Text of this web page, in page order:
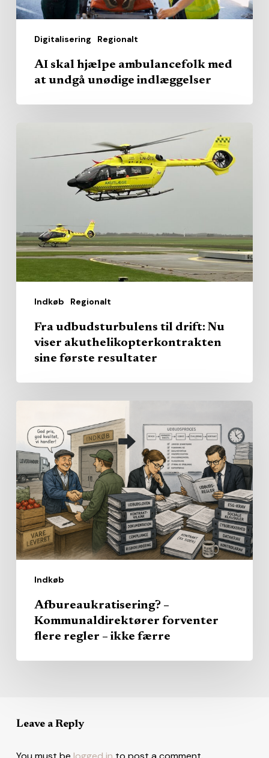
Digitalisering Regionalt
indlæggelser
AI skal hjælpe ambulancefolk med
at undgå unødige indlæggelser
Indkøb Regionalt
udbudsturbulens
akuthelikopterkontrakten
sine
Fra udbudsturbulens til drift: Nu
viser akuthelikopterkontrakten
sine første resultater
Indkøb
Kommunaldirektører
forventer
flere
regler
–
ikke
færre
Afbureaukratisering? –
Kommunaldirektører forventer
flere regler – ikke færre
Leave a Reply